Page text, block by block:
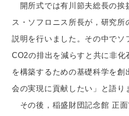
開所式では有川節夫総長の挨
ス・ソフロニス所長が，研究
説明を行いました。その中でソ
CO2の排出を減らすと共に非
を構築するための基礎科学を
会の実現に貢献したい」と語り
その後，稲盛財団記念館 正